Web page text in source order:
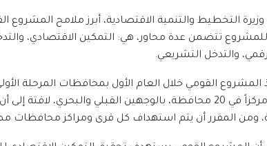
تتضمن عدة محاور، هي: التمكين الاقتصادي،
والتدخل التشريعي.
المشروع القومي خلال العام الأول بمحافظات المرحلة